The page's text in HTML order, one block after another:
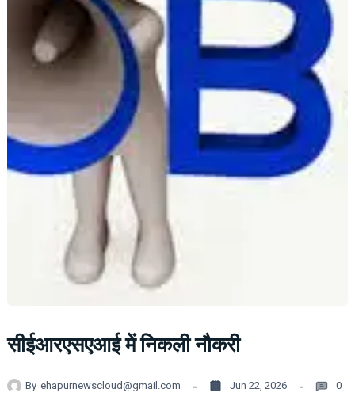
सीईआरएसएआई में निकली नौकरी
By ehapurnewscloud@gmail.com Jun 22, 2026 0